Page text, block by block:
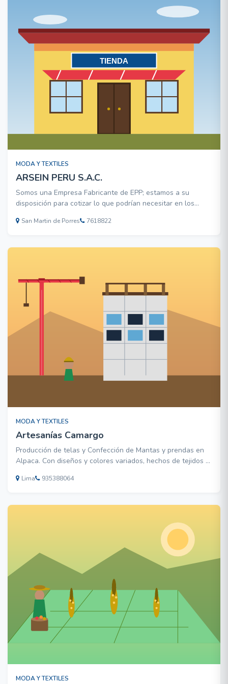
MODA Y TEXTILES
ARSEIN PERU S.A.C.
Somos una Empresa Fabricante de EPP; estamos a su
disposición para cotizar lo que podrían necesitar en los
Química, Petróleo y otros sectores industriales. Desde
cuero o b
San Martin de Porres 7618822
MODA Y TEXTILES
Artesanías Camargo
Producción de telas y Confección de Mantas y prendas en
Alpaca. Con diseños y colores variados, hechos de tejidos a
servicio de tejido, servicio de confección de prendas en
Lima 935388064
MODA Y TEXTILES